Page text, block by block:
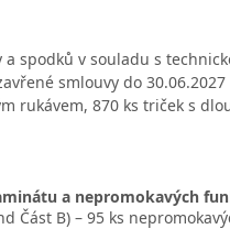
spodků v souladu s
smlouvy do
rukávem, 870 ks triček s
a nepromokavých
Část B) – 95 ks